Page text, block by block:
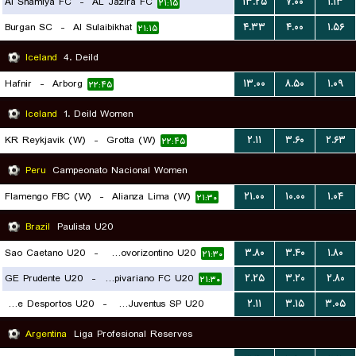
۲۱:۱۵
Burgan SC - Al Sulaibikhat ۲۱:۱۵ ۴.۳۳ ۴.۰۰
۱.۵۶
Iceland 4. Deild
Hafnir - Arborg ۲۲:۴۵ ۱۳.۰۰ ۸.۵۰
۱.۰۹
Iceland 1. Deild Women
KR Reykjavik (W) - Grotta (W) ۲۲:۴۵ ۲.۱۱ ۳.۶۰
۲.۶۳
Peru Campeonato Nacional Women
Flamengo FBC (W) - Alianza Lima (W) ۲۱:۳۰ ۲۱.۰۰ ۱۰.۰۰
۱.۰۴
Brazil Paulista U20
Sao Caetano U20 - Gremio Novorizontino U20 ۲۱:۳۰ ۳.۸۰ ۳.۴۰
۱.۸۰
GE Prudente U20 - Capivariano FC U20 ۲۱:۳۰ ۲.۲۵ ۳.۲۰
۲.۸۰
Portuguesa de Desportos U20
- CA Juventus SP U20
۲۱:۳۰
۲.۱۱ ۳.۱۵
۳.۰۵
Argentina Liga Profesional Reserves